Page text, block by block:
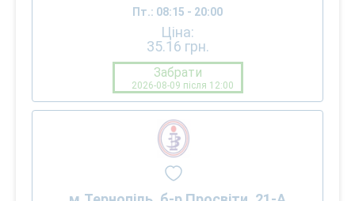
Пт.: 08:15 - 20:00
Ціна:
35.16 грн.
Забрати
2026-08-09 після 12:00